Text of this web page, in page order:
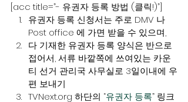
[acc title=”- 유권자 등록 방법 (클릭!)”]
유권자 등록 신청서는 주로 DMV 나
Post office 에 가면 받을 수 있으며,
다 기재한 유권자 등록 양식은 반으로
접어서, 서류 바깥쪽에 쓰여있는 카운
티 선거 관리국 사무실로 3일이내에 우
편 보내기
TVNext.org 하단의 “유권자 등록” 링크